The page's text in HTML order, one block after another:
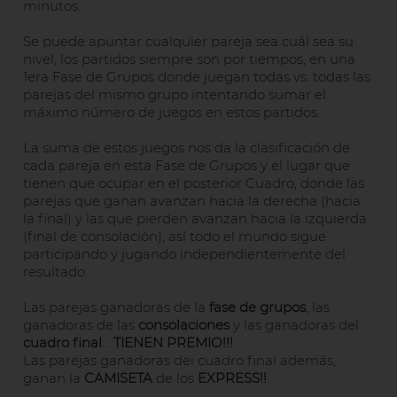
minutos.
Se puede apuntar cualquier pareja sea cuál sea su
nivel, los partidos siempre son por tiempos, en una
1era Fase de Grupos donde juegan todas vs. todas las
parejas del mismo grupo intentando sumar el
máximo número de juegos en estos partidos.
La suma de estos juegos nos da la clasificación de
cada pareja en esta Fase de Grupos y el lugar que
tienen que ocupar en el posterior Cuadro, donde las
parejas que ganan avanzan hacia la derecha (hacia
la final) y las que pierden avanzan hacia la izquierda
(final de consolación), así todo el mundo sigue
participando y jugando independientemente del
resultado.
Las parejas ganadoras de la fase de grupos, las
ganadoras de las consolacionesy las ganadoras del
cuadro final...TIENEN PREMIO!!!
Las parejas ganadoras dei cuadro final además,
ganan la CAMISETA de los EXPRESS!!